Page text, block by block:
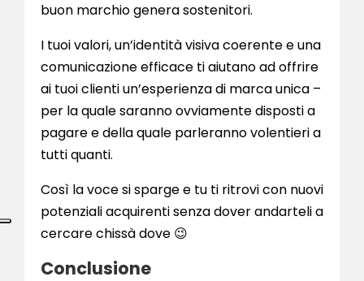
buon marchio genera sostenitori.
I tuoi valori, un’identità visiva coerente e una
comunicazione efficace ti aiutano ad offrire
ai tuoi clienti un’esperienza di marca unica –
per la quale saranno ovviamente disposti a
pagare e della quale parleranno volentieri a
tutti quanti.
Così la voce si sparge e tu ti ritrovi con nuovi
potenziali acquirenti senza dover andarteli a
cercare chissà dove 😉
Conclusione